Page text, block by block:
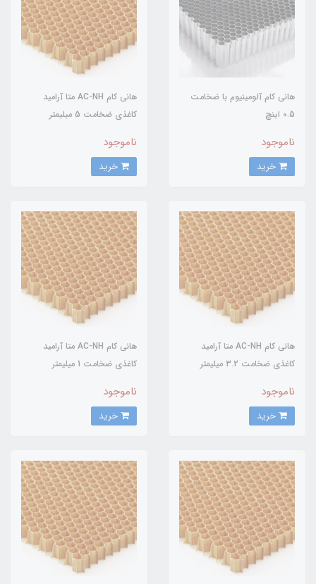
هانی کام آلومینیوم با ضخامت
0.5 اینچ
ناموجود
هانی کام AC-NH متا آرامید
کاغذی ضخامت 5 میلیمتر
ناموجود
هانی کام AC-NH متا آرامید
کاغذی ضخامت 3.2 میلیمتر
ناموجود
هانی کام AC-NH متا آرامید
کاغذی ضخامت 1 میلیمتر
ناموجود